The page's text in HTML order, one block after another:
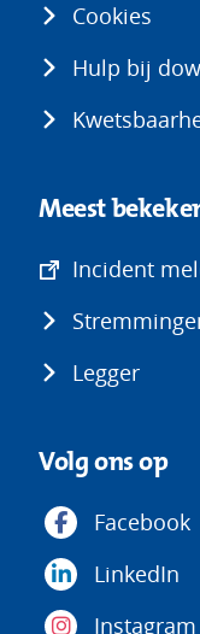
Cookies
Hulp bij
Meest
Incident
Legger
Volg ons op
Facebook
LinkedIn
Instagram